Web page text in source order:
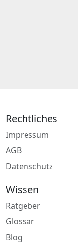
Rechtliches
Impressum
AGB
Datenschutz
Wissen
Ratgeber
Glossar
Blog